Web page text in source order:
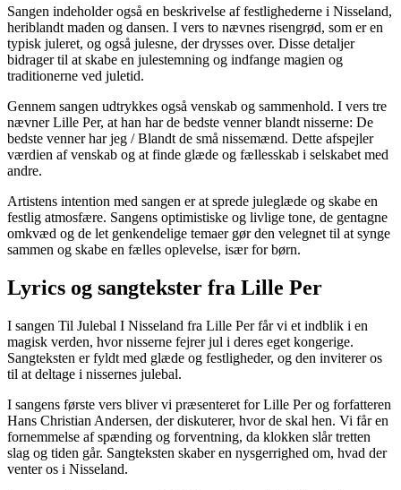
Sangen indeholder også en beskrivelse af festlighederne i Nisseland,
heriblandt maden og dansen. I vers to nævnes risengrød, som er en
typisk juleret, og også julesne, der drysses over. Disse detaljer
bidrager til at skabe en julestemning og indfange magien og
traditionerne ved juletid.
Gennem sangen udtrykkes også venskab og sammenhold. I vers tre
nævner Lille Per, at han har de bedste venner blandt nisserne: De
bedste venner har jeg / Blandt de små nissemænd. Dette afspejler
værdien af venskab og at finde glæde og fællesskab i selskabet med
andre.
Artistens intention med sangen er at sprede juleglæde og skabe en
festlig atmosfære. Sangens optimistiske og livlige tone, de gentagne
omkvæd og de let genkendelige temaer gør den velegnet til at synge
sammen og skabe en fælles oplevelse, især for børn.
Lyrics og sangtekster fra Lille Per
I sangen Til Julebal I Nisseland fra Lille Per får vi et indblik i en
magisk verden, hvor nisserne fejrer jul i deres eget kongerige.
Sangteksten er fyldt med glæde og festligheder, og den inviterer os
til at deltage i nissernes julebal.
I sangens første vers bliver vi præsenteret for Lille Per og forfatteren
Hans Christian Andersen, der diskuterer, hvor de skal hen. Vi får en
fornemmelse af spænding og forventning, da klokken slår tretten
slag og tiden går. Sangteksten skaber en nysgerrighed om, hvad der
venter os i Nisseland.